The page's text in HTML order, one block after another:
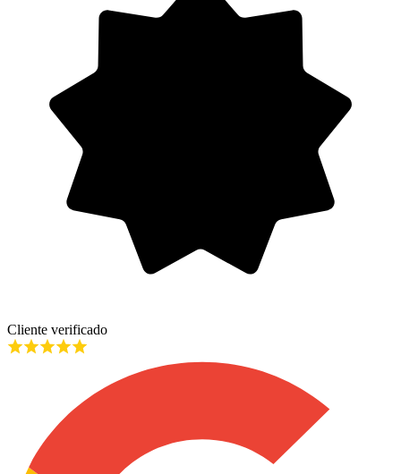
Cliente verificado